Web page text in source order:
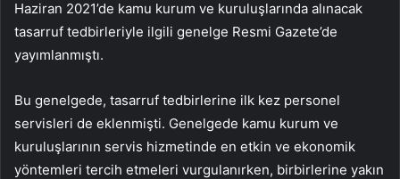
Haziran 2021’de kamu kurum ve kuruluşlarında alınacak
tasarruf tedbirleriyle ilgili genelge Resmi Gazete’de
yayımlanmıştı.
Bu genelgede, tasarruf tedbirlerine ilk kez personel
servisleri de eklenmişti. Genelgede kamu kurum ve
kuruluşlarının servis hizmetinde en etkin ve ekonomik
yöntemleri tercih etmeleri vurgulanırken, birbirlerine yakın